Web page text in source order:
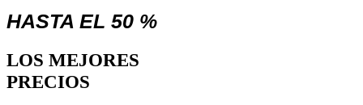
HASTA EL 50 %
LOS MEJORES
PRECIOS